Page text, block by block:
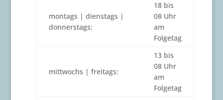
montags | dienstags |
donnerstags:
18 bis
08 Uhr
am
Folgetag
mittwochs | freitags:
13 bis
08 Uhr
am
Folgetag